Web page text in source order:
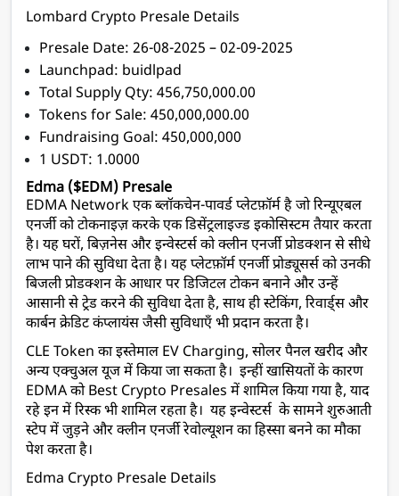
Lombard Crypto Presale Details
Presale Date: 26-08-2025 – 02-09-2025
Launchpad: buidlpad
Total Supply Qty: 456,750,000.00
Tokens for Sale: 450,000,000.00
Fundraising Goal: 450,000,000
1 USDT: 1.0000
Edma ($EDM) Presale
EDMA Network एक ब्लॉकचेन-पावर्ड प्लेटफ़ॉर्म है जो रिन्यूएबल
एनर्जी को टोकनाइज़ करके एक डिसेंट्रलाइज्ड इकोसिस्टम तैयार करता
है। यह घरों, बिज़नेस और इन्वेस्टर्स को क्लीन एनर्जी प्रोडक्शन से सीधे
लाभ पाने की सुविधा देता है। यह प्लेटफ़ॉर्म एनर्जी प्रोड्यूसर्स को उनकी
बिजली प्रोडक्शन के आधार पर डिजिटल टोकन बनाने और उन्हें
आसानी से ट्रेड करने की सुविधा देता है, साथ ही स्टेकिंग, रिवार्ड्स और
कार्बन क्रेडिट कंप्लायंस जैसी सुविधाएँ भी प्रदान करता है।
CLE Token का इस्तेमाल EV Charging, सोलर पैनल खरीद और
अन्य एक्चुअल यूज में किया जा सकता है।  इन्हीं खासियतों के कारण
EDMA को Best Crypto Presales में शामिल किया गया है, याद
रहे इन में रिस्क भी शामिल रहता है।  यह इन्वेस्टर्स  के सामने शुरुआती
स्टेप में जुड़ने और क्लीन एनर्जी रेवोल्यूशन का हिस्सा बनने का मौका
पेश करता है।
Edma Crypto Presale Details